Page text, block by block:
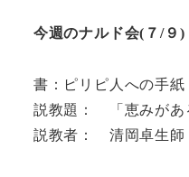
今週のナルド会(７/９)
書：ピリピ人への手紙
説教題： 「恵みがあ
説教者： 清岡卓生師